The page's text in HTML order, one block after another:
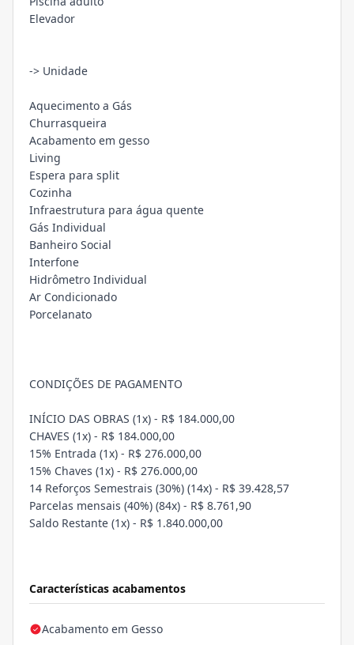
Características acabamentos
Acabamento em Gesso
Elevador
-> Unidade
Aquecimento a Gás
Churrasqueira
Acabamento em gesso
Living
Espera para split
Cozinha
Infraestrutura para água quente
Gás Individual
Banheiro Social
Interfone
Hidrômetro Individual
Ar Condicionado
Porcelanato
CONDIÇÕES DE PAGAMENTO
INÍCIO DAS OBRAS (1x) - R$ 184.000,00
CHAVES (1x) - R$ 184.000,00
15% Entrada (1x) - R$ 276.000,00
15% Chaves (1x) - R$ 276.000,00
14 Reforços Semestrais (30%) (14x) - R$ 39.428,57
Parcelas mensais (40%) (84x) - R$ 8.761,90
Saldo Restante (1x) - R$ 1.840.000,00